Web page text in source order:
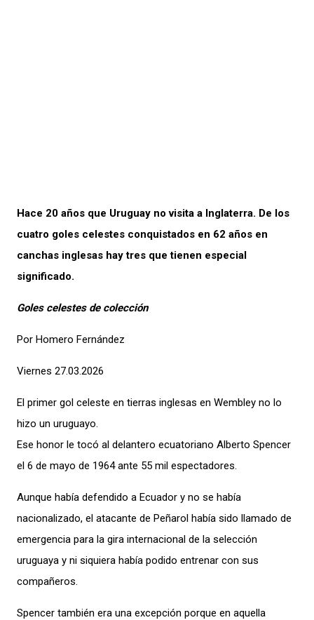
Hace 20 años que Uruguay no visita a Inglaterra. De los
cuatro goles celestes conquistados en 62 años en
canchas inglesas hay tres que tienen especial
significado.
Goles celestes de colección
Por Homero Fernández
Viernes 27.03.2026
El primer gol celeste en tierras inglesas en Wembley no lo
hizo un uruguayo.
Ese honor le tocó al delantero ecuatoriano Alberto Spencer
el 6 de mayo de 1964 ante 55 mil espectadores.
Aunque había defendido a Ecuador y no se había
nacionalizado, el atacante de Peñarol había sido llamado de
emergencia para la gira internacional de la selección
uruguaya y ni siquiera había podido entrenar con sus
compañeros.
Spencer también era una excepción porque en aquella